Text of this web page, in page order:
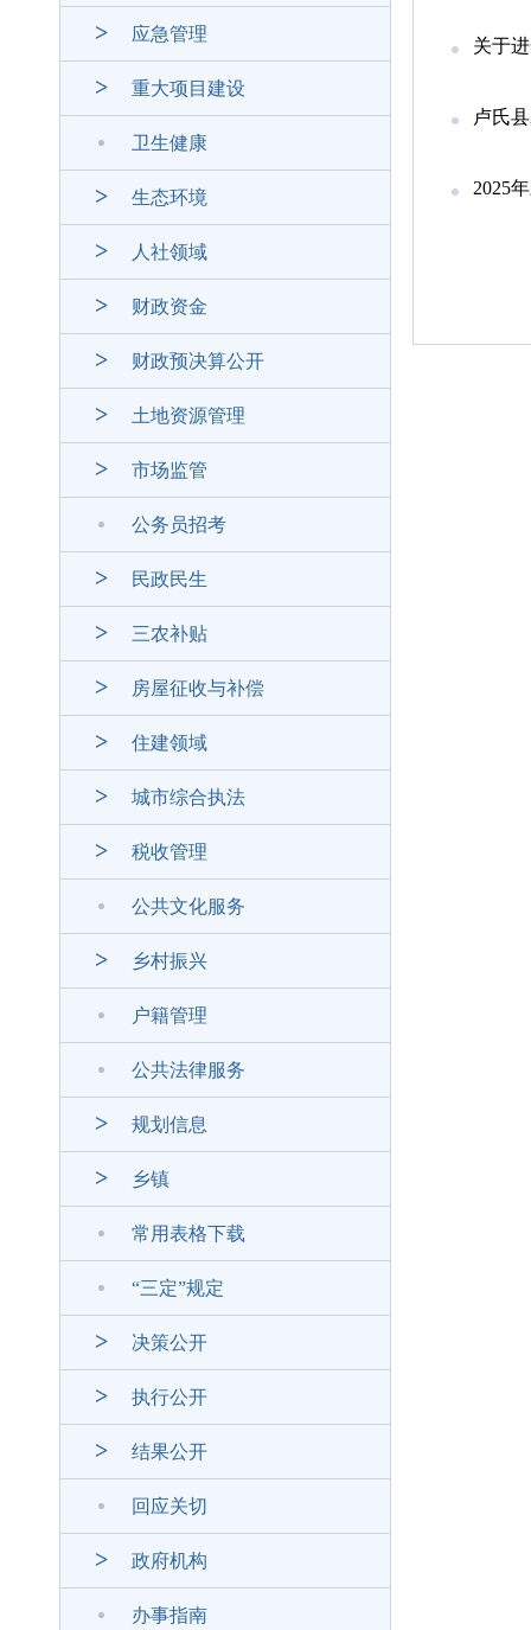
应急管理
重大项目建设
卫生健康
生态环境
人社领域
财政资金
财政预决算公开
土地资源管理
市场监管
公务员招考
民政民生
三农补贴
房屋征收与补偿
住建领域
城市综合执法
税收管理
公共文化服务
乡村振兴
户籍管理
公共法律服务
规划信息
乡镇
常用表格下载
“三定”规定
决策公开
执行公开
结果公开
回应关切
政府机构
办事指南
关于
卢氏
2025年